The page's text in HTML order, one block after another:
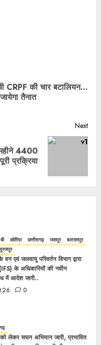
CRPF की चार बटालियन…
तैनात
Next
4400
प्रक्रिया
कोरिया छत्तीसगढ़ जशपुर
बलरामपुर
एवं जलवायु परिवर्तन विभाग द्वारा
के अधिकारियों की नवीन
में आदेश जारी..
0
लेकर सघन अभियान जारी, प्रभावित